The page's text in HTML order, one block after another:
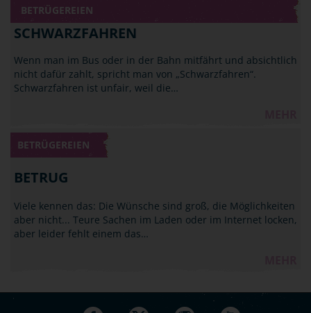
BETRÜGEREIEN
SCHWARZFAHREN
Wenn man im Bus oder in der Bahn mitfährt und absichtlich
nicht dafür zahlt, spricht man von „Schwarzfahren“.
Schwarzfahren ist unfair, weil die…
BETRÜGEREIEN
BETRUG
Viele kennen das: Die Wünsche sind groß, die Möglichkeiten
aber nicht... Teure Sachen im Laden oder im Internet locken,
aber leider fehlt einem das…